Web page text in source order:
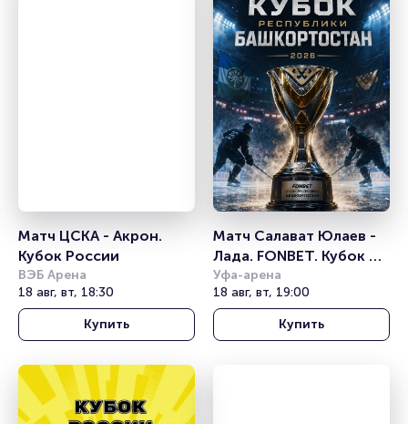
Матч ЦСКА - Акрон.
Кубок России
ВЭБ Арена
18 авг, вт, 18:30
Купить
Матч Салават Юлаев -
Лада. FONBET. Кубок
Республики
Башкортостан
Уфа-арена
18 авг, вт, 19:00
Купить